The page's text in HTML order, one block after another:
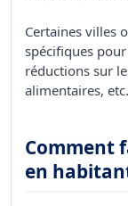
Certaines villes
spécifiques
réductions sur
alimentaires, etc.
Comment
en